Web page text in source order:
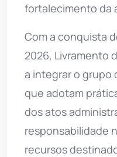
fortalecimento da
Com a conquista
2026, Livramento
a integrar o grupo
que adotam
dos atos
responsabilidade
recursos